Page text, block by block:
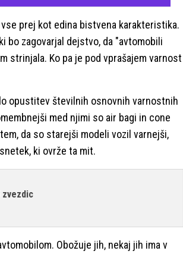
prej kot edina bistvena karakteristika.
bo zagovarjal dejstvo, da "avtomobili
strinjala. Ko pa je pod vprašajem varnost
opustitev številnih osnovnih varnostnih
med njimi so air bagi in cone
da so starejši modeli vozil varnejši,
ki ovrže ta mit.
zvezdic
Obožuje jih, nekaj jih ima v